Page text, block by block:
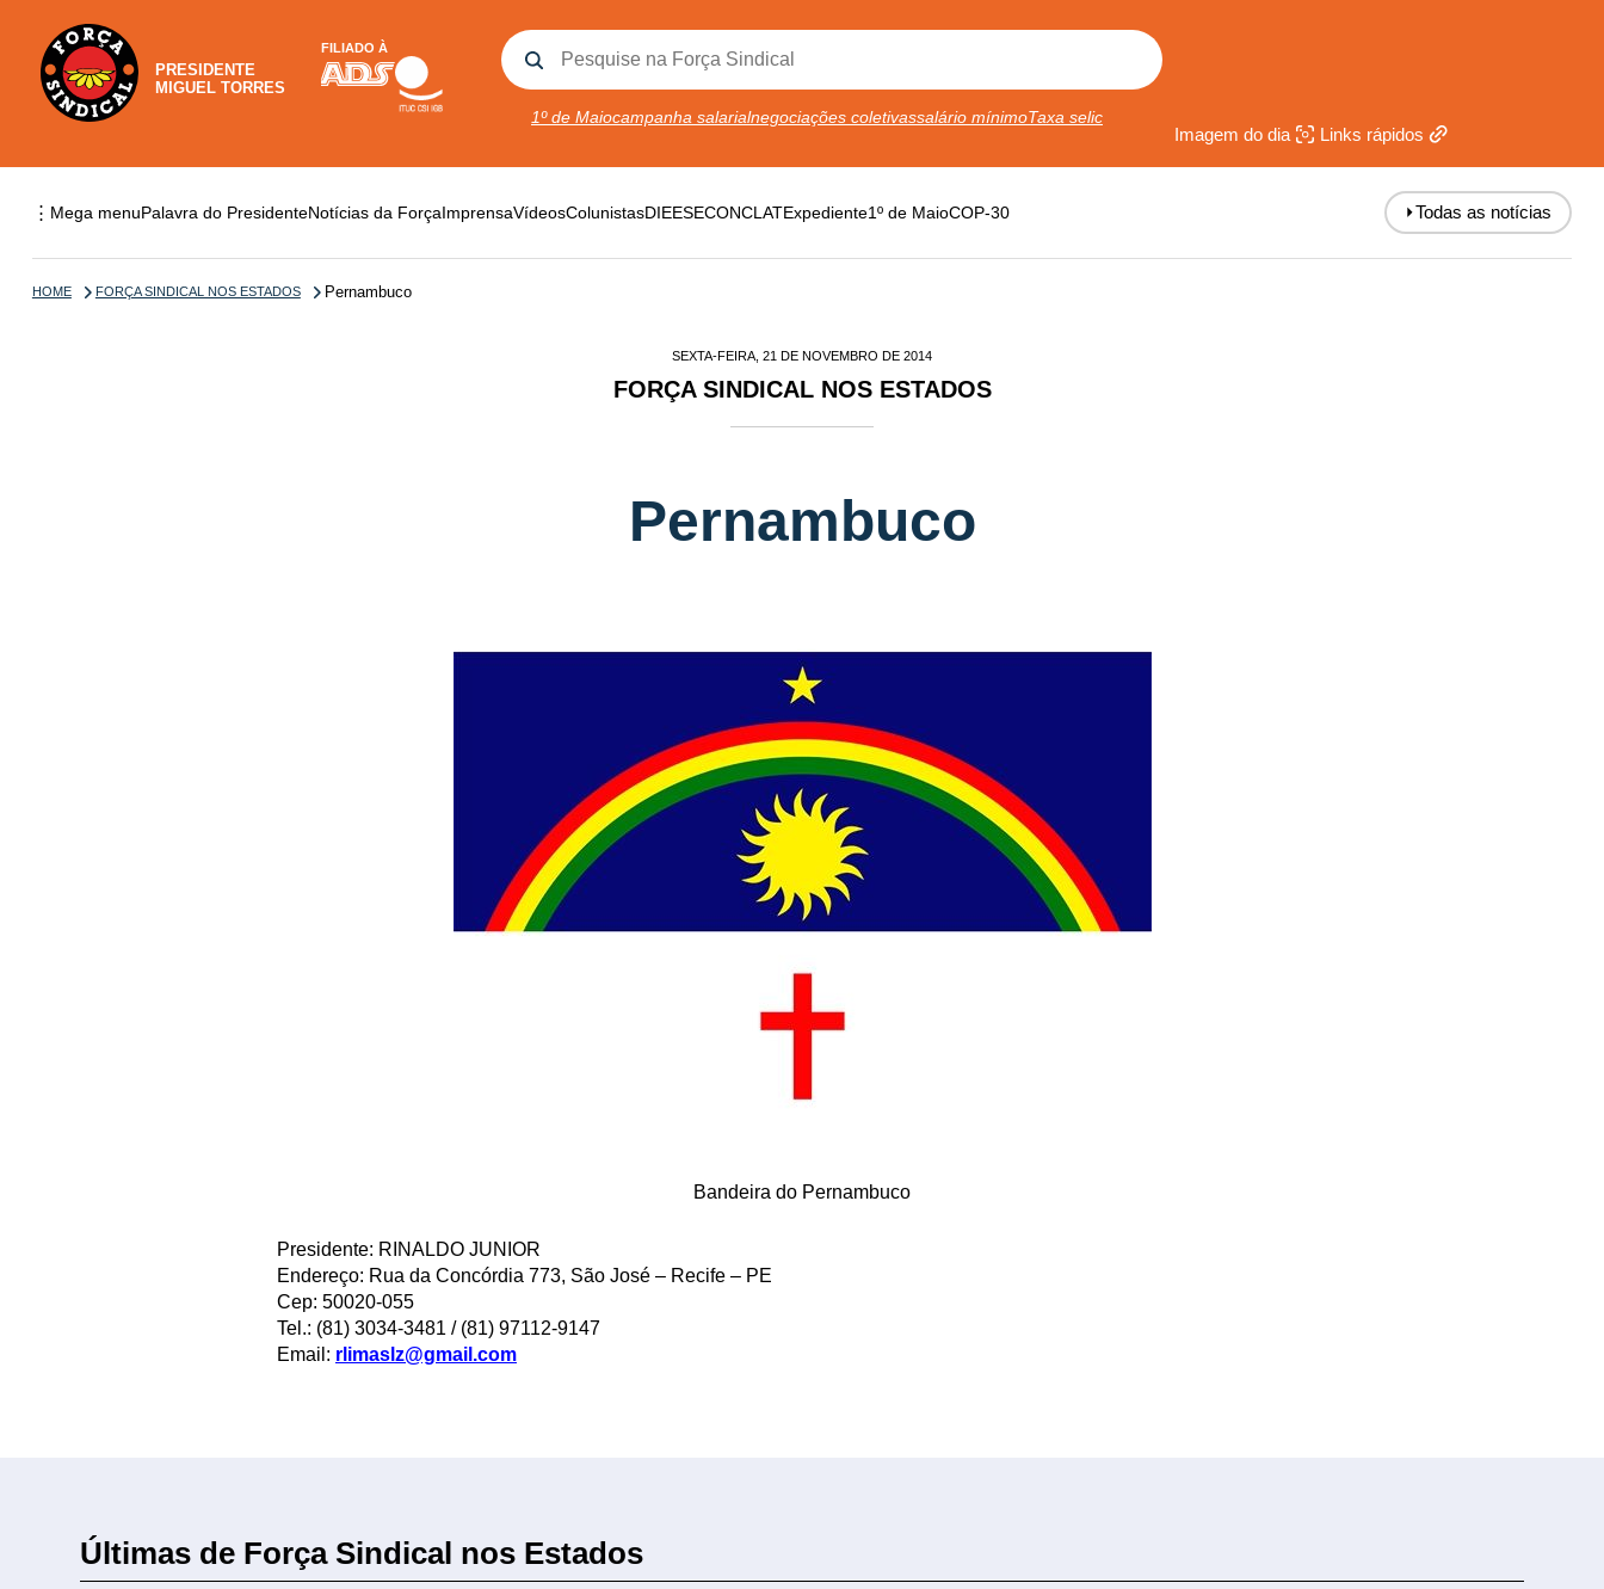
PRESIDENTE
MIGUEL TORRES
FILIADO À
1º de Maiocampanha salarialnegociações coletivassalário mínimoTaxa selic
Imagem do dia Links rápidos
⋮ Mega menuPalavra do PresidenteNotícias da ForçaImprensaVídeosColunistasDIEESECONCLATExpediente1º de MaioCOP-30 ⏵Todas as notícias
HOME FORÇA SINDICAL NOS ESTADOS Pernambuco
SEXTA-FEIRA, 21 DE NOVEMBRO DE 2014
FORÇA SINDICAL NOS ESTADOS
Pernambuco
Bandeira do Pernambuco
Presidente: RINALDO JUNIOR
Endereço: Rua da Concórdia 773, São José – Recife – PE
Cep: 50020-055
Tel.: (81) 3034-3481 / (81) 97112-9147
Email: rlimaslz@gmail.com
Últimas de Força Sindical nos Estados